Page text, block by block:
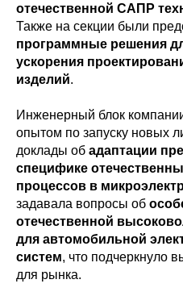
отечественной САПР
Также на секции были
программные решения
ускорения
изделий.
Инженерный блок
опытом по запуску новых
доклады об адаптации
специфике
процессов в
задавала вопросы об
отечественной
для автомобильной
систем, что подчеркнуло
для рынка.